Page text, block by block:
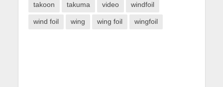
takoon takuma video windfoil
wind foil wing wing foil wingfoil